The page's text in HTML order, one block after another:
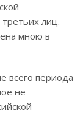
лиц.
мною в
всего периода
не